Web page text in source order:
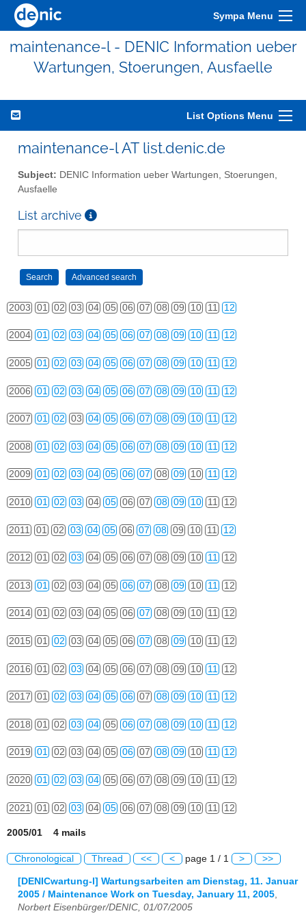
Sympa Menu
maintenance-l - DENIC Information ueber
Wartungen, Stoerungen, Ausfaelle
List Options Menu
maintenance-l AT list.denic.de
Subject: DENIC Information ueber Wartungen, Stoerungen,
Ausfaelle
List archive
2003 01 02 03 04 05 06 07 08 09 10 11 12
2004 01 02 03 04 05 06 07 08 09 10 11 12
2005 01 02 03 04 05 06 07 08 09 10 11 12
2006 01 02 03 04 05 06 07 08 09 10 11 12
2007 01 02 03 04 05 06 07 08 09 10 11 12
2008 01 02 03 04 05 06 07 08 09 10 11 12
2009 01 02 03 04 05 06 07 08 09 10 11 12
2010 01 02 03 04 05 06 07 08 09 10 11 12
2011 01 02 03 04 05 06 07 08 09 10 11 12
2012 01 02 03 04 05 06 07 08 09 10 11 12
2013 01 02 03 04 05 06 07 08 09 10 11 12
2014 01 02 03 04 05 06 07 08 09 10 11 12
2015 01 02 03 04 05 06 07 08 09 10 11 12
2016 01 02 03 04 05 06 07 08 09 10 11 12
2017 01 02 03 04 05 06 07 08 09 10 11 12
2018 01 02 03 04 05 06 07 08 09 10 11 12
2019 01 02 03 04 05 06 07 08 09 10 11 12
2020 01 02 03 04 05 06 07 08 09 10 11 12
2021 01 02 03 04 05 06 07 08 09 10 11 12
2005/01 4 mails
Chronological Thread << < page 1 / 1 > >>
[DENICwartung-l] Wartungsarbeiten am Dienstag, 11. Januar
2005 / Maintenance Work on Tuesday, January 11, 2005
Norbert Eisenbürger/DENIC, 01/07/2005